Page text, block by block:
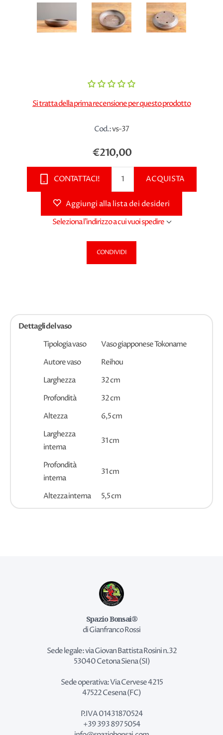
Si tratta della prima recensione per questo prodotto
Cod.:vs-37
€210,00
CONTATTACI! ACQUISTA
Aggiungi alla lista dei desideri
Seleziona l'indirizzo a cui vuoi spedire
CONDIVIDI
Dettagli del vaso
Tipologia vaso
Vaso giapponese Tokoname
Autore vaso
Reihou
Larghezza
32 cm
Profondità
32 cm
Altezza
6,5 cm
Larghezza
interna
31 cm
Profondità
interna
31 cm
Altezza interna 5,5 cm
Spazio Bonsai®
di Gianfranco Rossi
Sede legale: via Giovan Battista Rosini n.32
53040 Cetona Siena (SI)
Sede operativa: Via Cervese 4215
47522 Cesena (FC)
P.IVA 01431870524
+39 393 897 5054